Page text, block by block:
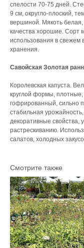
спелости 70-75 дней.
9 см, округло-плоский,
вершиной. Мякоть белая,
качества хорошие. Сорт
использования в свежем
хранения.
Савойская Золотая
Королевская капуста.
круглой формы, плотные,
гофрированный, сильно
стабильная
декоративные свойства,
растрескиванию.
салатов, холодных
Смотрите также